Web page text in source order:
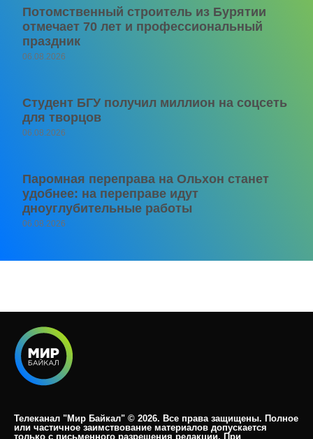
Потомственный строитель из Бурятии
отмечает 70 лет и профессиональный
праздник
06.08.2026
Студент БГУ получил миллион на соцсеть
для творцов
06.08.2026
Паромная переправа на Ольхон станет
удобнее: на переправе идут
дноуглубительные работы
06.08.2026
Телеканал "Мир Байкал" © 2026. Все права защищены. Полное
или частичное заимствование материалов допускается
только с письменного разрешения редакции. При